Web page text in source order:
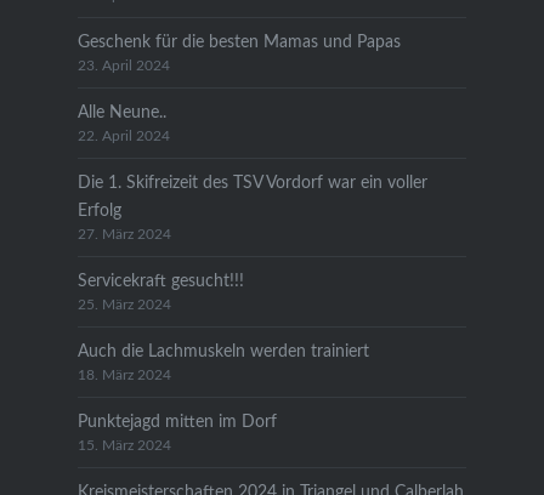
Geschenk für die besten Mamas und Papas
23. April 2024
Alle Neune..
22. April 2024
Die 1. Skifreizeit des TSV Vordorf war ein voller
Erfolg
27. März 2024
Servicekraft gesucht!!!
25. März 2024
Auch die Lachmuskeln werden trainiert
18. März 2024
Punktejagd mitten im Dorf
15. März 2024